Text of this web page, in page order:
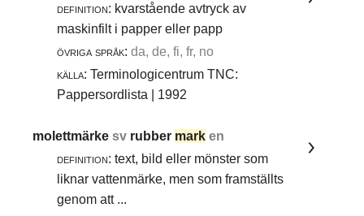
definition: kvarstående avtryck av
maskinfilt i papper eller papp
övriga språk: da, de, fi, fr, no
källa: Terminologicentrum TNC:
Pappersordlista | 1992
molettmärkesv rubber mark en
definition: text, bild eller mönster som
liknar vattenmärke, men som framställts
genom att ...